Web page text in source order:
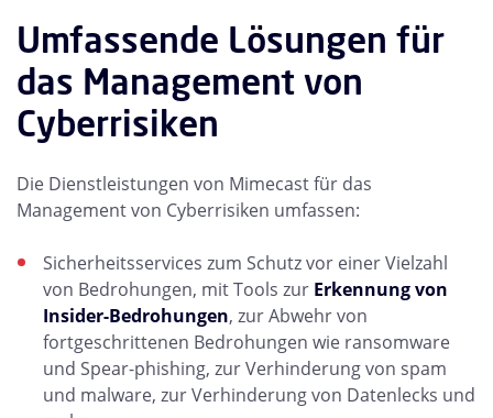
Umfassende Lösungen für
das Management von
Cyberrisiken
Die Dienstleistungen von Mimecast für das
Management von Cyberrisiken umfassen:
Sicherheitsservices zum Schutz vor einer Vielzahl
von Bedrohungen, mit Tools zur Erkennung von
Insider-Bedrohungen, zur Abwehr von
fortgeschrittenen Bedrohungen wie ransomware
und Spear-phishing, zur Verhinderung von spam
und malware, zur Verhinderung von Datenlecks und